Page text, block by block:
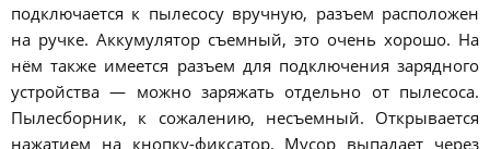
подключается к пылесосу вручную, разъем расположен
на ручке. Аккумулятор съемный, это очень хорошо. На
нём также имеется разъем для подключения зарядного
устройства — можно заряжать отдельно от пылесоса.
Пылесборник, к сожалению, несъемный. Открывается
нажатием на кнопку-фиксатор. Мусор выпадает через